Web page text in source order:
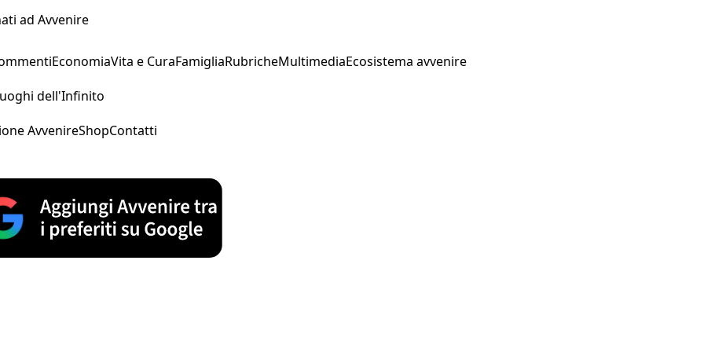
ad Avvenire
EconomiaVita e CuraFamigliaRubricheMultimediaEcosistema avvenire
dell'Infinito
AvvenireShopContatti